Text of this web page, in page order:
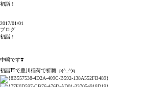
初詣！
2017/01/01
ブログ
初詣！
中嶋です❣️
初詣⛩で豊川稲荷で祈願 p(^_^)q